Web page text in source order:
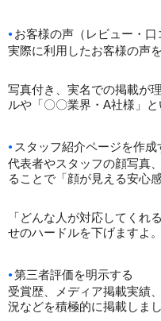
お客様の声（レビュー・口
実際に利用したお客様の声
写真付き、実名での掲載が
ルや「〇〇業界・A社様」
スタッフ紹介ページを作成
代表者やスタッフの顔写真
ることで「顔が見える安心
「どんな人が対応してくれ
せのハードルを下げますよ。
第三者評価を明示する
受賞歴、メディア掲載実績
況などを積極的に掲載しまし